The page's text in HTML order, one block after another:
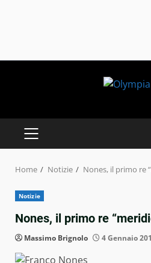
PRIMARY
MENU
Home Notizie Nones, il primo re
Notizie
Nones, il primo re
Massimo Brignolo 4 Gennaio